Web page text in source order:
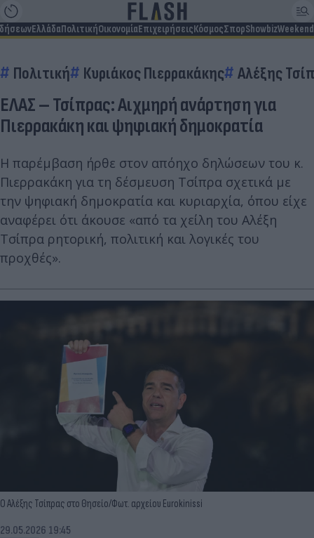
ΕλλάδαΠολιτικήΟικονομίαΕπιχειρήσειςΚόσμοςΣπορShowbizWeekend
Πολιτική Κυριάκος Πιερρακάκης Αλέξης
ΕΛΑΣ – Τσίπρας: Αιχμηρή ανάρτηση για
Πιερρακάκη και ψηφιακή δημοκρατία
Η παρέμβαση ήρθε στον απόηχο δηλώσεων του κ.
Πιερρακάκη για τη δέσμευση Τσίπρα σχετικά με
την ψηφιακή δημοκρατία και κυριαρχία, όπου είχε
αναφέρει ότι άκουσε «από τα χείλη του Αλέξη
Τσίπρα ρητορική, πολιτική και λογικές του
προχθές».
Ο Αλέξης Τσίπρας στο Θησείο/Φωτ. αρχείου Eurokinissi
29.05.2026 19:45